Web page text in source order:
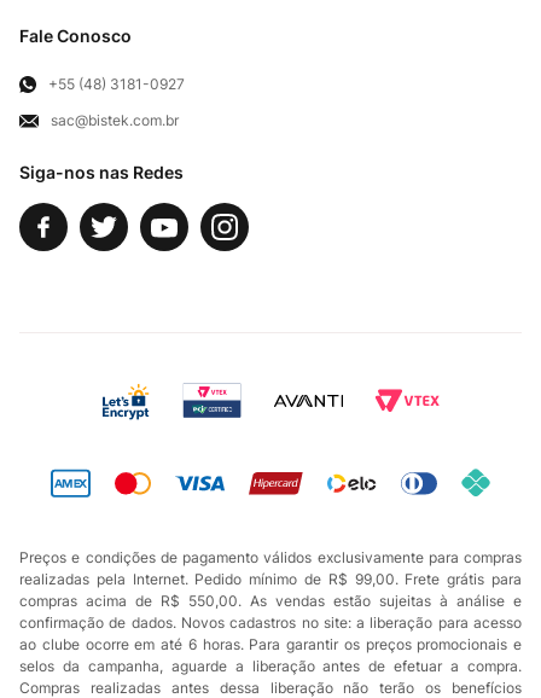
Siga-nos nas Redes
Troca e Devoluções
Exercício de Direito
Fale Conosco
Fale Conosco
+55 (48) 3181-0927
sac@bistek.com.br
Preços e condições de pagamento válidos exclusivamente para compras
realizadas pela Internet. Pedido mínimo de R$ 99,00. Frete grátis para
compras acima de R$ 550,00. As vendas estão sujeitas à análise e
confirmação de dados. Novos cadastros no site: a liberação para acesso
ao clube ocorre em até 6 horas. Para garantir os preços promocionais e
selos da campanha, aguarde a liberação antes de efetuar a compra.
Compras realizadas antes dessa liberação não terão os benefícios